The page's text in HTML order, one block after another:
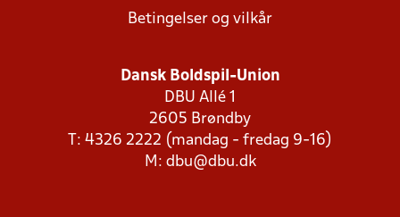
Betingelser og vilkår
Dansk Boldspil-Union
DBU Allé 1
2605 Brøndby
T: 4326 2222 (mandag - fredag 9-16)
M: dbu@dbu.dk